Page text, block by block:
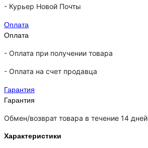
- Курьер Новой Почты
Оплата
Оплата
- Оплата при получении товара
- Оплата на счет продавца
Гарантия
Гарантия
Обмен/возврат товара в течение 14 дней
Характеристики